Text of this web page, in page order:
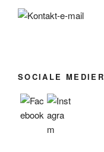
SOCIALE MEDIER